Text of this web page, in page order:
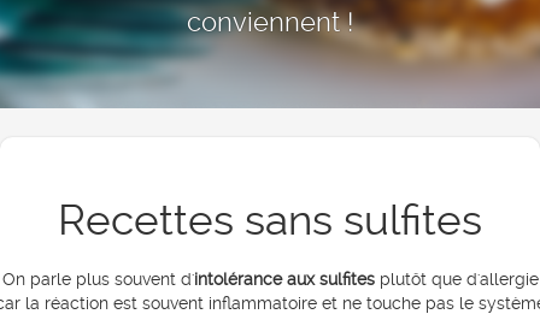
conviennent !
Recettes sans sulfites
On parle plus souvent d'intolérance aux sulfitesplutôt que d'allergie
la réaction est souvent inflammatoire et ne touche pas le